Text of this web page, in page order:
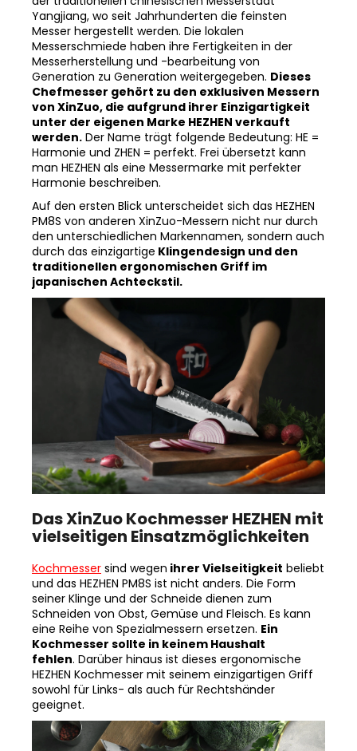
Das Kochmesser HEZHEN PM8S 22 cm stammt aus
der traditionellen chinesischen Messerstadt
Yangjiang, wo seit Jahrhunderten die feinsten
Messer hergestellt werden. Die lokalen
Messerschmiede haben ihre Fertigkeiten in der
Messerherstellung und -bearbeitung von
Generation zu Generation weitergegeben. Dieses
Chefmesser gehört zu den exklusiven Messern
von XinZuo, die aufgrund ihrer Einzigartigkeit
unter der eigenen Marke HEZHEN verkauft
werden. Der Name trägt folgende Bedeutung: HE =
Harmonie und ZHEN = perfekt. Frei übersetzt kann
man HEZHEN als eine Messermarke mit perfekter
Harmonie beschreiben.
Auf den ersten Blick unterscheidet sich das HEZHEN
PM8S von anderen XinZuo-Messern nicht nur durch
den unterschiedlichen Markennamen, sondern auch
durch das einzigartigeKlingendesign und den
traditionellen ergonomischen Griff im
japanischen Achteckstil.
vielseitigen Einsatzmöglichkeiten
Kochmesser sind wegen ihrer Vielseitigkeit
und das HEZHEN PM8S ist nicht anders. Die Form
seiner Klinge und der Schneide dienen zum
Schneiden von Obst, Gemüse und Fleisch. Es kann
eine Reihe von Spezialmessern ersetzen.Ein
Kochmesser sollte in keinem Haushalt
fehlen . Darüber hinaus ist dieses ergonomische
HEZHEN Kochmesser mit seinem einzigartigen Griff
sowohl für Links- als auch für Rechtshänder
geeignet.